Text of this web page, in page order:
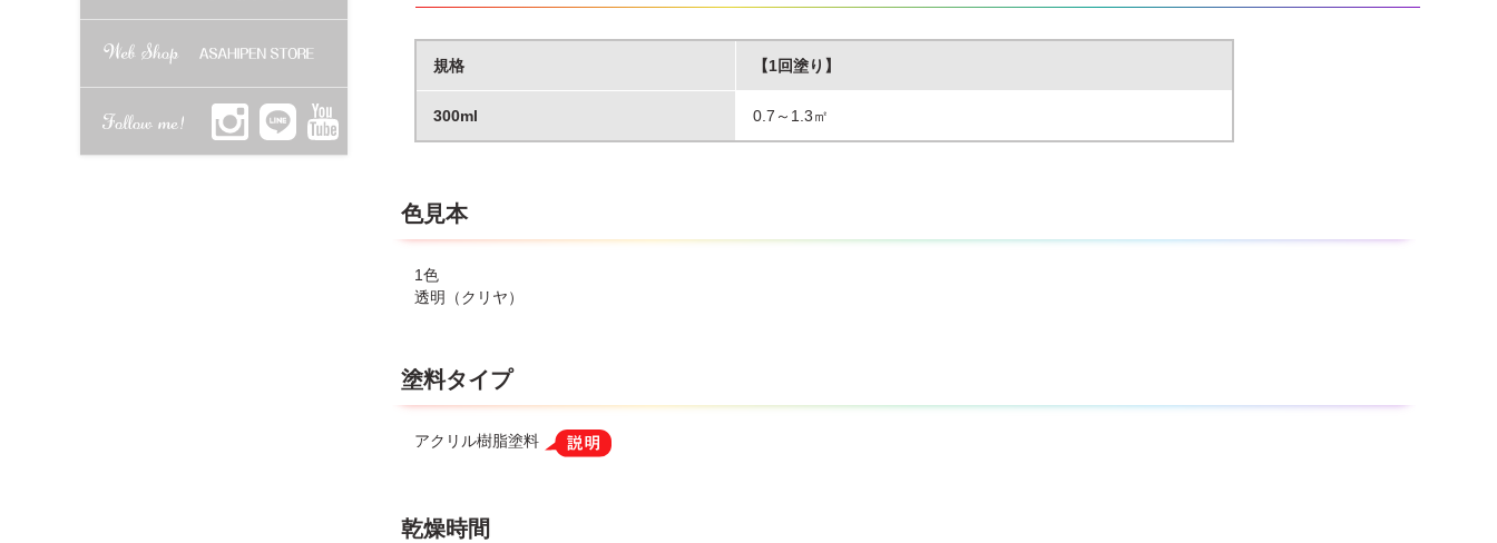
規格 【1回塗り】
300ml 0.7～1.3㎡
色見本
1色
透明（クリヤ）
塗料タイプ
アクリル樹脂塗料
乾燥時間